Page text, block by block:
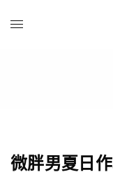
微胖男夏日